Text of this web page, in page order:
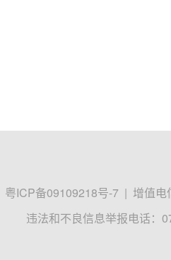
粤ICP备09109218号-7 | 增值电
违法和不良信息举报电话：